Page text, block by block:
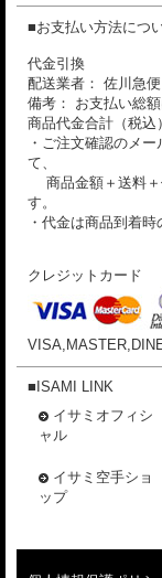
■お支払い方法につ
代金引換
配送業者： 佐川急便
備考： お支払い総額
商品代金合計（税込
・ご注文確認のメ
て、
商品金額＋送料＋
す。
・代金は商品到着時
クレジットカード
■ISAMI LINK
イサミオフィシ
ャル
イサミ空手ショ
ップ